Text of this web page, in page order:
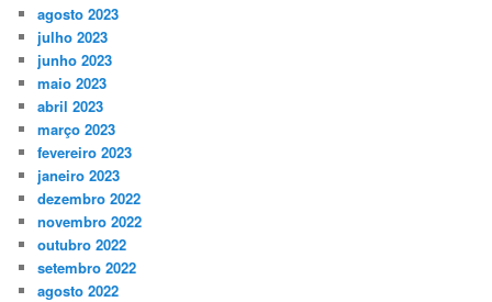
agosto 2023
julho 2023
junho 2023
maio 2023
abril 2023
março 2023
fevereiro 2023
janeiro 2023
dezembro 2022
novembro 2022
outubro 2022
setembro 2022
agosto 2022